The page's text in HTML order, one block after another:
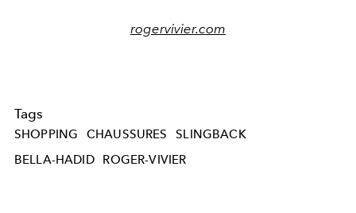
rogervivier.com
Tags
SHOPPING CHAUSSURES
SLINGBACK
BELLA-HADID
ROGER-VIVIER